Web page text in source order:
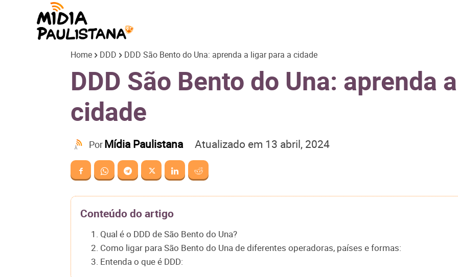
Paulistana
Home DDD DDD São Bento do Una: aprenda a ligar para a cidade
DDD São Bento do Una: aprenda
cidade
PorMídia Paulistana Atualizado em 13 abril, 2024
Conteúdo do artigo
1. Qual é o DDD de São Bento do Una?
2. Como ligar para São Bento do Una de diferentes operadoras, países e formas:
3. Entenda o que é DDD: